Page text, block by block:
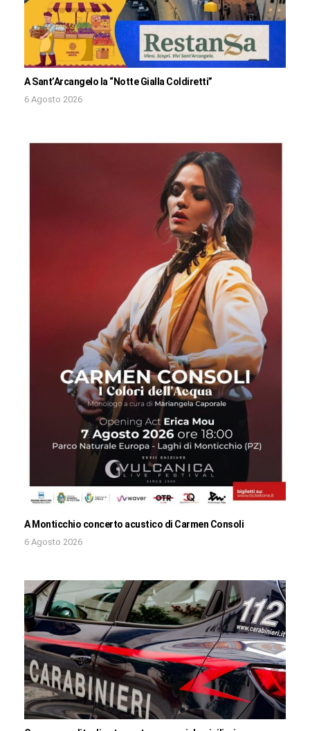
A Sant’Arcangelo la “Notte Gialla Coldiretti”
6 Agosto 2026
A Monticchio concerto acustico di Carmen Consoli
6 Agosto 2026